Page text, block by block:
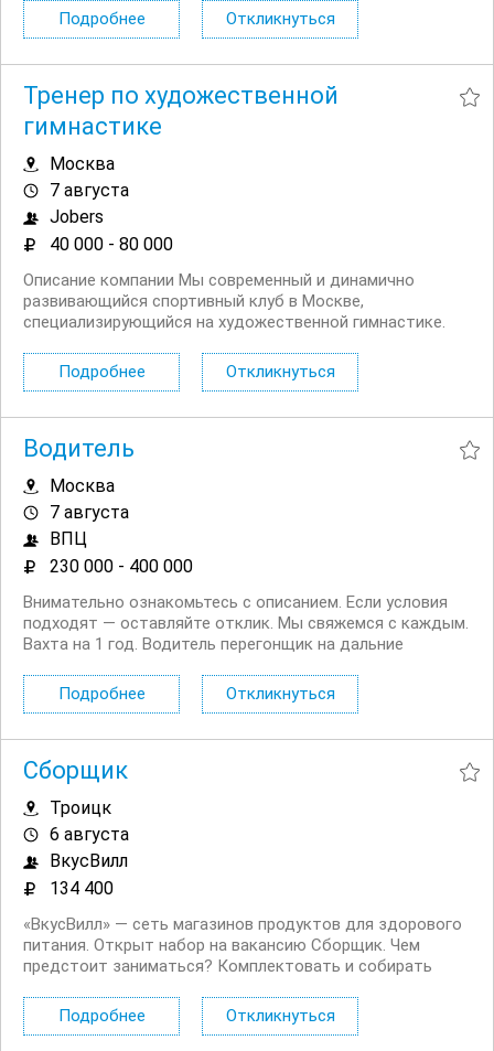
незабываемые впечатления. Наша команда состоит из
настоящих профессионалов с...
Подробнее Откликнуться
Тренер по художественной
гимнастике
Москва
7 августа
Jobers
40 000 - 80 000
Описание компании Мы современный и динамично
развивающийся спортивный клуб в Москве,
специализирующийся на художественной гимнастике.
воспитания спортивных талантов. Условия Гибкий
график работы, включая вечерние и выходные часы
Подробнее Откликнуться
Водитель
Москва
7 августа
ВПЦ
230 000 - 400 000
Внимательно ознакомьтесь с описанием. Если условия
подходят — оставляйте отклик. Мы свяжемся с каждым.
Вахта на 1 год. Водитель перегонщик на дальние
и всему научим. Высокое материальное вознаграждение
после оформления. Дополнительные льготы и...
Подробнее Откликнуться
Сборщик
Троицк
6 августа
ВкусВилл
134 400
«ВкусВилл» — сеть магазинов продуктов для здорового
питания. Открыт набор на вакансию Сборщик. Чем
предстоит заниматься? Комплектовать и собирать
вид продуктов. Проводить инвентаризацию товаров.
Общаться с...
Подробнее Откликнуться